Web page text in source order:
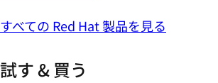
すべての Red Hat 製品を見る
試す & 買う